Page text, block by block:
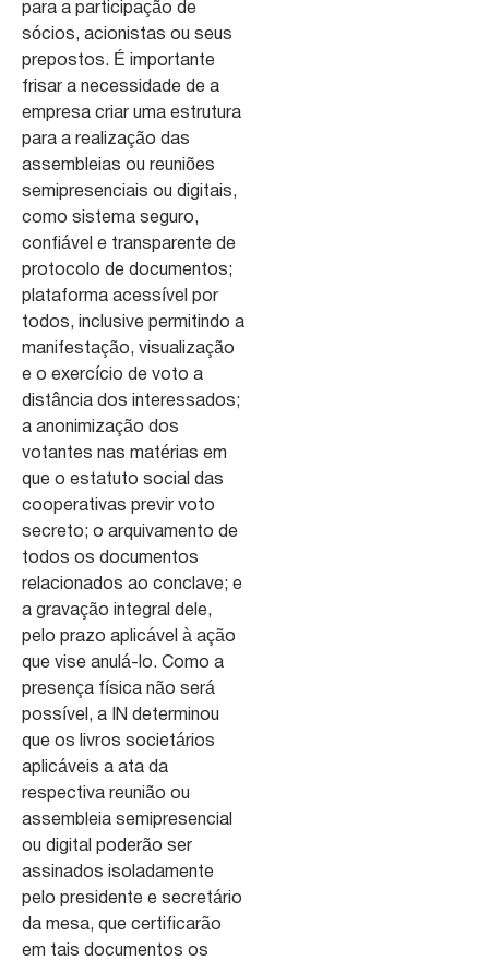
para a participação de
sócios, acionistas ou seus
prepostos. É importante
frisar a necessidade de a
empresa criar uma estrutura
para a realização das
assembleias ou reuniões
semipresenciais ou digitais,
como sistema seguro,
confiável e transparente de
protocolo de documentos;
plataforma acessível por
todos, inclusive permitindo a
manifestação, visualização
e o exercício de voto a
distância dos interessados;
a anonimização dos
votantes nas matérias em
que o estatuto social das
cooperativas previr voto
secreto; o arquivamento de
todos os documentos
relacionados ao conclave; e
a gravação integral dele,
pelo prazo aplicável à ação
que vise anulá-lo. Como a
presença física não será
possível, a IN determinou
que os livros societários
aplicáveis a ata da
respectiva reunião ou
assembleia semipresencial
ou digital poderão ser
assinados isoladamente
pelo presidente e secretário
da mesa, que certificarão
em tais documentos os